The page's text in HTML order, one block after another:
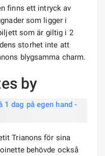
finns ett intryck av
som ligger i
som är giltig i 2
storhet inte att
blygsamma charm.
by
Trianons för sina
behövde också